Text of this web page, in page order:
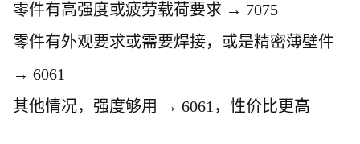
零件有高强度或疲劳载荷要求 → 7075
零件有外观要求或需要焊接，或是精密薄壁件
→ 6061
其他情况，强度够用 → 6061，性价比更高